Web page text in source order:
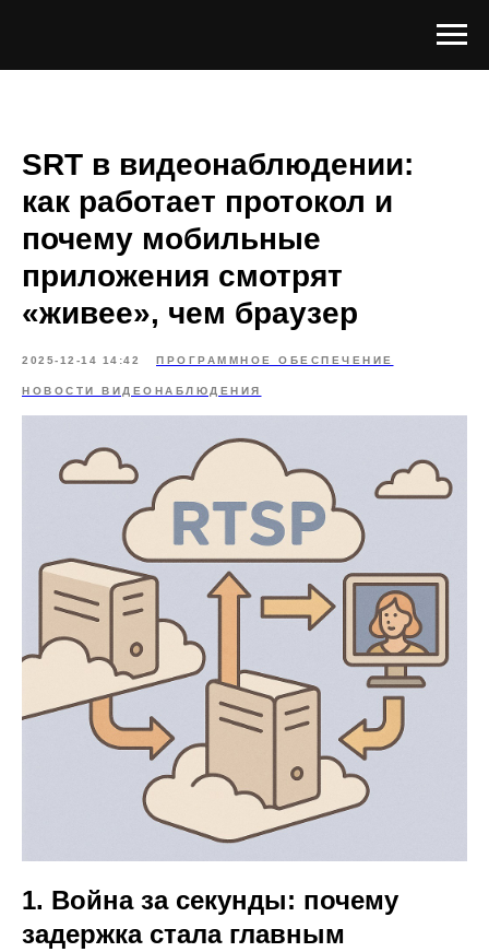
SRT в видеонаблюдении:
как работает протокол и
почему мобильные
приложения смотрят
«живее», чем браузер
2025-12-14 14:42 ПРОГРАММНОЕ ОБЕСПЕЧЕНИЕ
НОВОСТИ ВИДЕОНАБЛЮДЕНИЯ
1. Война за секунды: почему
задержка стала главным